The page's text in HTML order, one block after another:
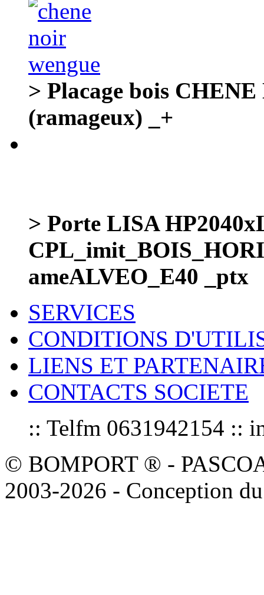
> Placage bois
(ramageux) _+
> Porte LISA
ameALVEO_E40 _ptx
SERVICES
CONDITIONS
LIENS ET
CONTACTS SOCIETE
:: Telfm 0631942154 ::
© BOMPORT ® -
2003-2026 - Conception